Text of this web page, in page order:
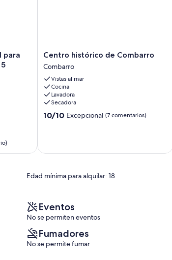
para
Centro
histórico
de
Combarro
Combarro
Centro histórico de Combarro
Combarro
Vistas al mar
Cocina
Lavadora
Secadora
10.0
10/10 Excepcional (7 comentarios)
Edad mínima para alquilar: 18
Eventos
No se permiten eventos
Fumadores
No se permite fumar